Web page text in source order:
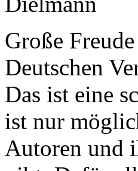
Große
Deutschen
Das ist eine
ist nur
Autoren und